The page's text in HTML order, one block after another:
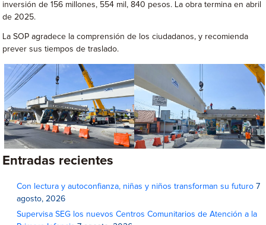
inversión de 156 millones, 554 mil, 840 pesos. La obra termina en abril
de 2025.
La SOP agradece la comprensión de los ciudadanos, y recomienda
prever sus tiempos de traslado.
Entradas recientes
Con lectura y autoconfianza, niñas y niños transforman su futuro 7
agosto, 2026
Supervisa SEG los nuevos Centros Comunitarios de Atención a la